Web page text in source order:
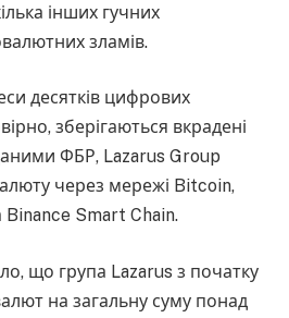
інших гучних
зламів.
десятків цифрових
зберігаються вкрадені
ФБР, Lazarus Group
через мережі Bitcoin,
Smart Chain.
що група Lazarus з початку
на загальну суму понад